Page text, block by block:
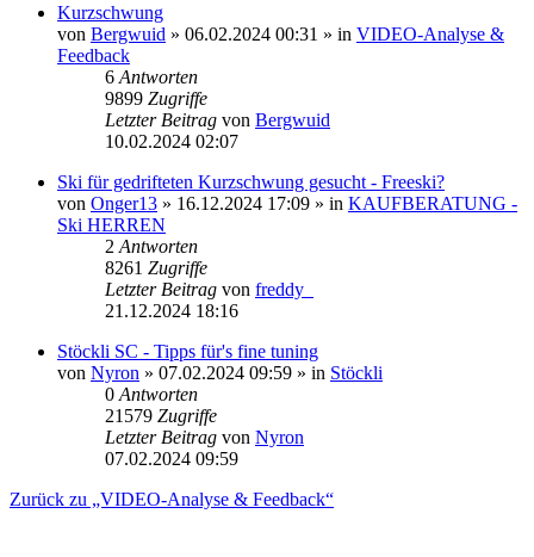
Kurzschwung
von Bergwuid » 06.02.2024 00:31 » in VIDEO-Analyse &
Feedback
6 Antworten
9899 Zugriffe
Letzter Beitrag von Bergwuid
10.02.2024 02:07
Ski für gedrifteten Kurzschwung gesucht - Freeski?
von Onger13 » 16.12.2024 17:09 » in KAUFBERATUNG -
Ski HERREN
2 Antworten
8261 Zugriffe
Letzter Beitrag von freddy_
21.12.2024 18:16
Stöckli SC - Tipps für's fine tuning
von Nyron » 07.02.2024 09:59 » in Stöckli
0 Antworten
21579 Zugriffe
Letzter Beitrag von Nyron
07.02.2024 09:59
Zurück zu „VIDEO-Analyse & Feedback“